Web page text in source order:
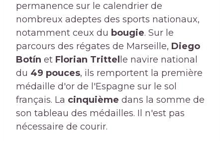
permanence sur le calendrier de
nombreux adeptes des sports nationaux,
notamment ceux du bougie. Sur le
parcours des régates de Marseille, Diego
Botín et Florian Trittelle navire national
du 49 pouces, ils remportent la première
médaille d'or de l'Espagne sur le sol
français. La cinquième dans la somme de
son tableau des médailles. Il n'est pas
nécessaire de courir.